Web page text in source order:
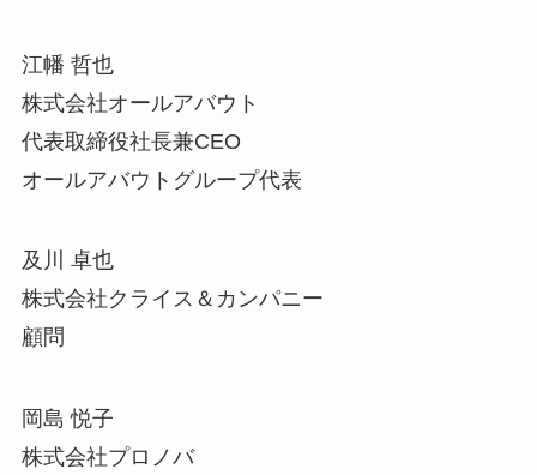
江幡 哲也
株式会社オールアバウト
代表取締役社長兼CEO
オールアバウトグループ代表
及川 卓也
株式会社クライス＆カンパニー
顧問
岡島 悦子
株式会社プロノバ